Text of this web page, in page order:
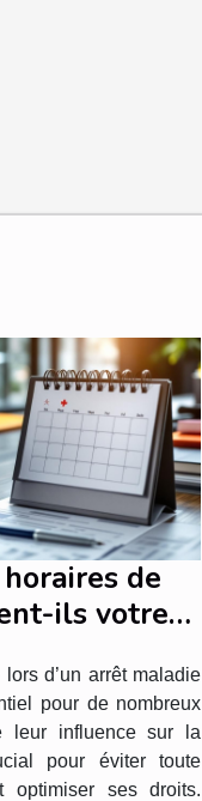
de
ils votre
d’un arrêt maladie
pour de nombreux
leur influence sur la
pour éviter toute
optimiser ses droits.